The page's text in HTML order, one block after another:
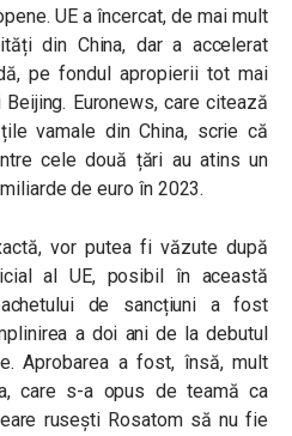
UE a încercat, de mai mult
din China, dar a accelerat
pe fondul apropierii tot mai
Euronews, care citează
vamale din China, scrie că
cele două țări au atins un
de euro în 2023.
vor putea fi văzute după
al UE, posibil în această
de sancțiuni a fost
a doi ani de la debutul
Aprobarea a fost, însă, mult
care s-a opus de teamă ca
rusești Rosatom să nu fie